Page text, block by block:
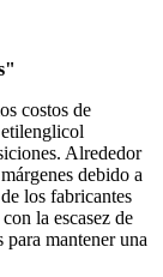
costos de
Alrededor
debido a
los fabricantes
la escasez de
mantener una